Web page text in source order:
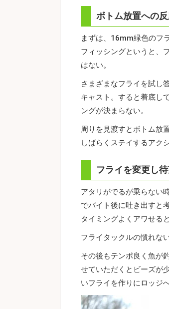
ボトム放置への
まずは、16mm緑色のフ
フィッシングというと、
はない。
さまざまなフライを試し
キャスト。すると着底し
ングが決まらない。
周りを見渡すとボトム放
しばらくステイするアク
フライを変更し
アタリがでるが乗らない
でバイト後に吐き出すと
タイミングよくアワせる
フライタックルの慣れな
その後もテンポ良く魚が
せていただくとビーズが
いフライを作りにロッジへ